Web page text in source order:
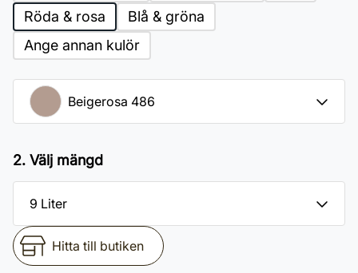
Röda & rosa
Blå & gröna
Ange annan kulör
2. Välj mängd
Hitta till butiken